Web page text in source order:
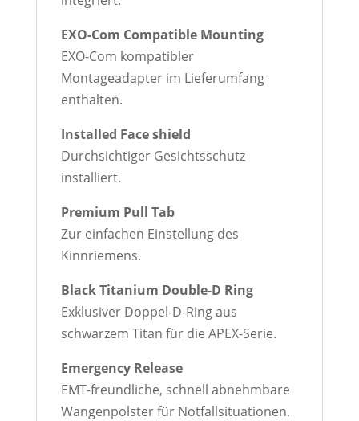
EXO-Com Compatible Mounting
EXO-Com kompatibler
Montageadapter im Lieferumfang
enthalten.
Installed Face shield
Durchsichtiger Gesichtsschutz
installiert.
Premium Pull Tab
Zur einfachen Einstellung des
Kinnriemens.
Black Titanium Double-D Ring
Exklusiver Doppel-D-Ring aus
schwarzem Titan für die APEX-Serie.
Emergency Release
EMT-freundliche, schnell abnehmbare
Wangenpolster für Notfallsituationen.